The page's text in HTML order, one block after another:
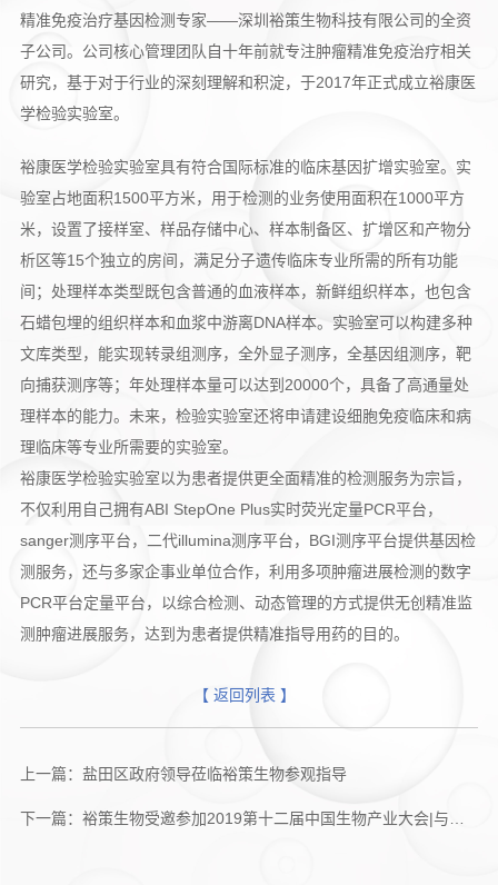
精准免疫治疗基因检测专家——深圳裕策生物科技有限公司的全资
子公司。公司核心管理团队自十年前就专注肿瘤精准免疫治疗相关
研究，基于对于行业的深刻理解和积淀，于2017年正式成立裕康医
学检验实验室。
裕康医学检验实验室具有符合国际标准的临床基因扩增实验室。实
验室占地面积1500平方米，用于检测的业务使用面积在1000平方
米，设置了接样室、样品存储中心、样本制备区、扩增区和产物分
析区等15个独立的房间，满足分子遗传临床专业所需的所有功能
间；处理样本类型既包含普通的血液样本，新鲜组织样本，也包含
石蜡包埋的组织样本和血浆中游离DNA样本。实验室可以构建多种
文库类型，能实现转录组测序，全外显子测序，全基因组测序，靶
向捕获测序等；年处理样本量可以达到20000个，具备了高通量处
理样本的能力。未来，检验实验室还将申请建设细胞免疫临床和病
理临床等专业所需要的实验室。
裕康医学检验实验室以为患者提供更全面精准的检测服务为宗旨，
不仅利用自己拥有ABI StepOne Plus实时荧光定量PCR平台，
sanger测序平台，二代illumina测序平台，BGI测序平台提供基因检
测服务，还与多家企事业单位合作，利用多项肿瘤进展检测的数字
PCR平台定量平台，以综合检测、动态管理的方式提供无创精准监
测肿瘤进展服务，达到为患者提供精准指导用药的目的。
【 返回列表 】
上一篇：盐田区政府领导莅临裕策生物参观指导
下一篇：裕策生物受邀参加2019第十二届中国生物产业大会|与大咖再谈肿瘤精准免疫诊断需要综合评估